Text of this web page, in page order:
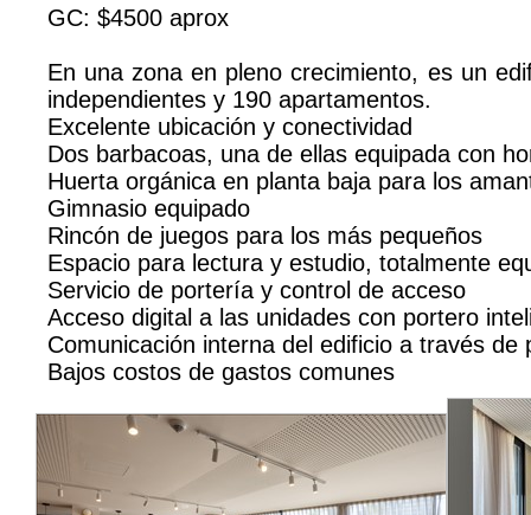
GC: $4500 aprox
En una zona en pleno crecimiento, es un
independientes y 190 apartamentos.
Excelente ubicación y conectividad
Dos barbacoas, una de ellas equipada con
Huerta orgánica en planta baja para los
Gimnasio equipado
Rincón de juegos para los más pequeños
Espacio para lectura y estudio, totalmente
Servicio de portería y control de acceso
Acceso digital a las unidades con portero
Comunicación interna del edificio a través
Bajos costos de gastos comunes